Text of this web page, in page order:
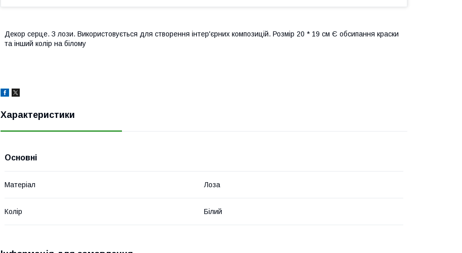
Декор серце. З лози. Використовується для створення інтер'єрних композицій. Розмір 20 * 19 см Є обсипання краски
та інший колір на білому
Характеристики
Основні
Матеріал Лоза
Колір Білий